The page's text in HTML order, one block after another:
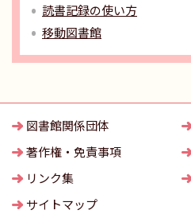
読書記録の使い方
移動図書館
図書館関係団体
著作権・免責事項
リンク集
サイトマップ